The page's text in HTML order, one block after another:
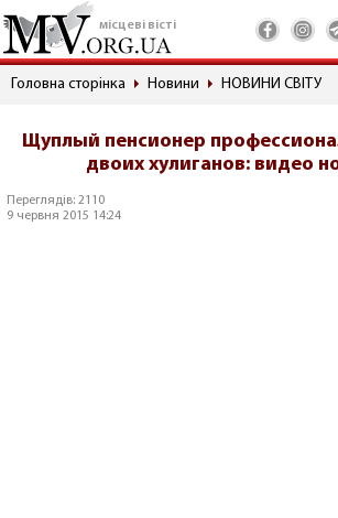
місцеві вісті
Головна сторінка Новини НОВИНИ СВІТУ
Щуплый пенсионер
двоих хулиганов: видео
Переглядів: 2110
9 червня 2015 14:24